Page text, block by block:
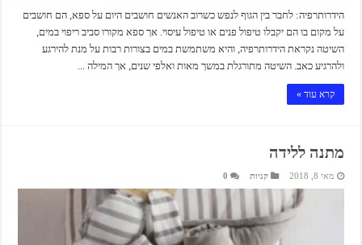
הידרותרפיה: לחבר בין הגוף לנפש כשרוב האנשים חושבים היום על ספא, הם חושבים
על מקום בו הם יקבלו טיפול פנים או טיפול עיסוי. אך ספא מקורו סביב ריפוי במים,
השיטה נקראת הידרותרפיה, והיא משתמשת במים בצורות רבות על מנת להירגע
ולהרגיע כאב. השיטה מתורגלת במשך מאות ואלפי שנים, אך המילה ...
קרא עוד »
מתנה ללידה
מאי 8, 2018 קניות 0